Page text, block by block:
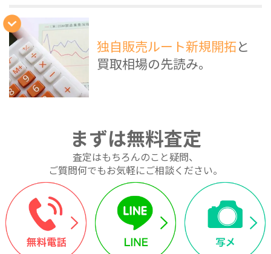
独自販売ルート新規開拓と
買取相場の先読み。
まずは無料査定
査定はもちろんのこと疑問、
ご質問何でもお気軽にご相談ください。